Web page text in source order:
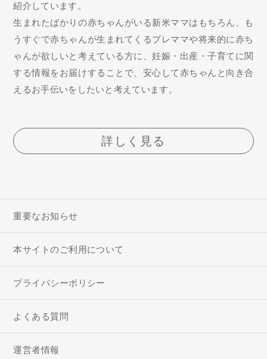
紹介しています。
生まれたばかりの赤ちゃんがいる新米ママはもちろん、も
うすぐで赤ちゃんが生まれてくるプレママや将来的に赤ち
ゃんが欲しいと考えている方に、妊娠・出産・子育てに関
する情報をお届けすることで、安心して赤ちゃんと向き合
えるお手伝いをしたいと考えています。
詳しく見る
重要なお知らせ
本サイトのご利用について
プライバシーポリシー
よくある質問
運営者情報